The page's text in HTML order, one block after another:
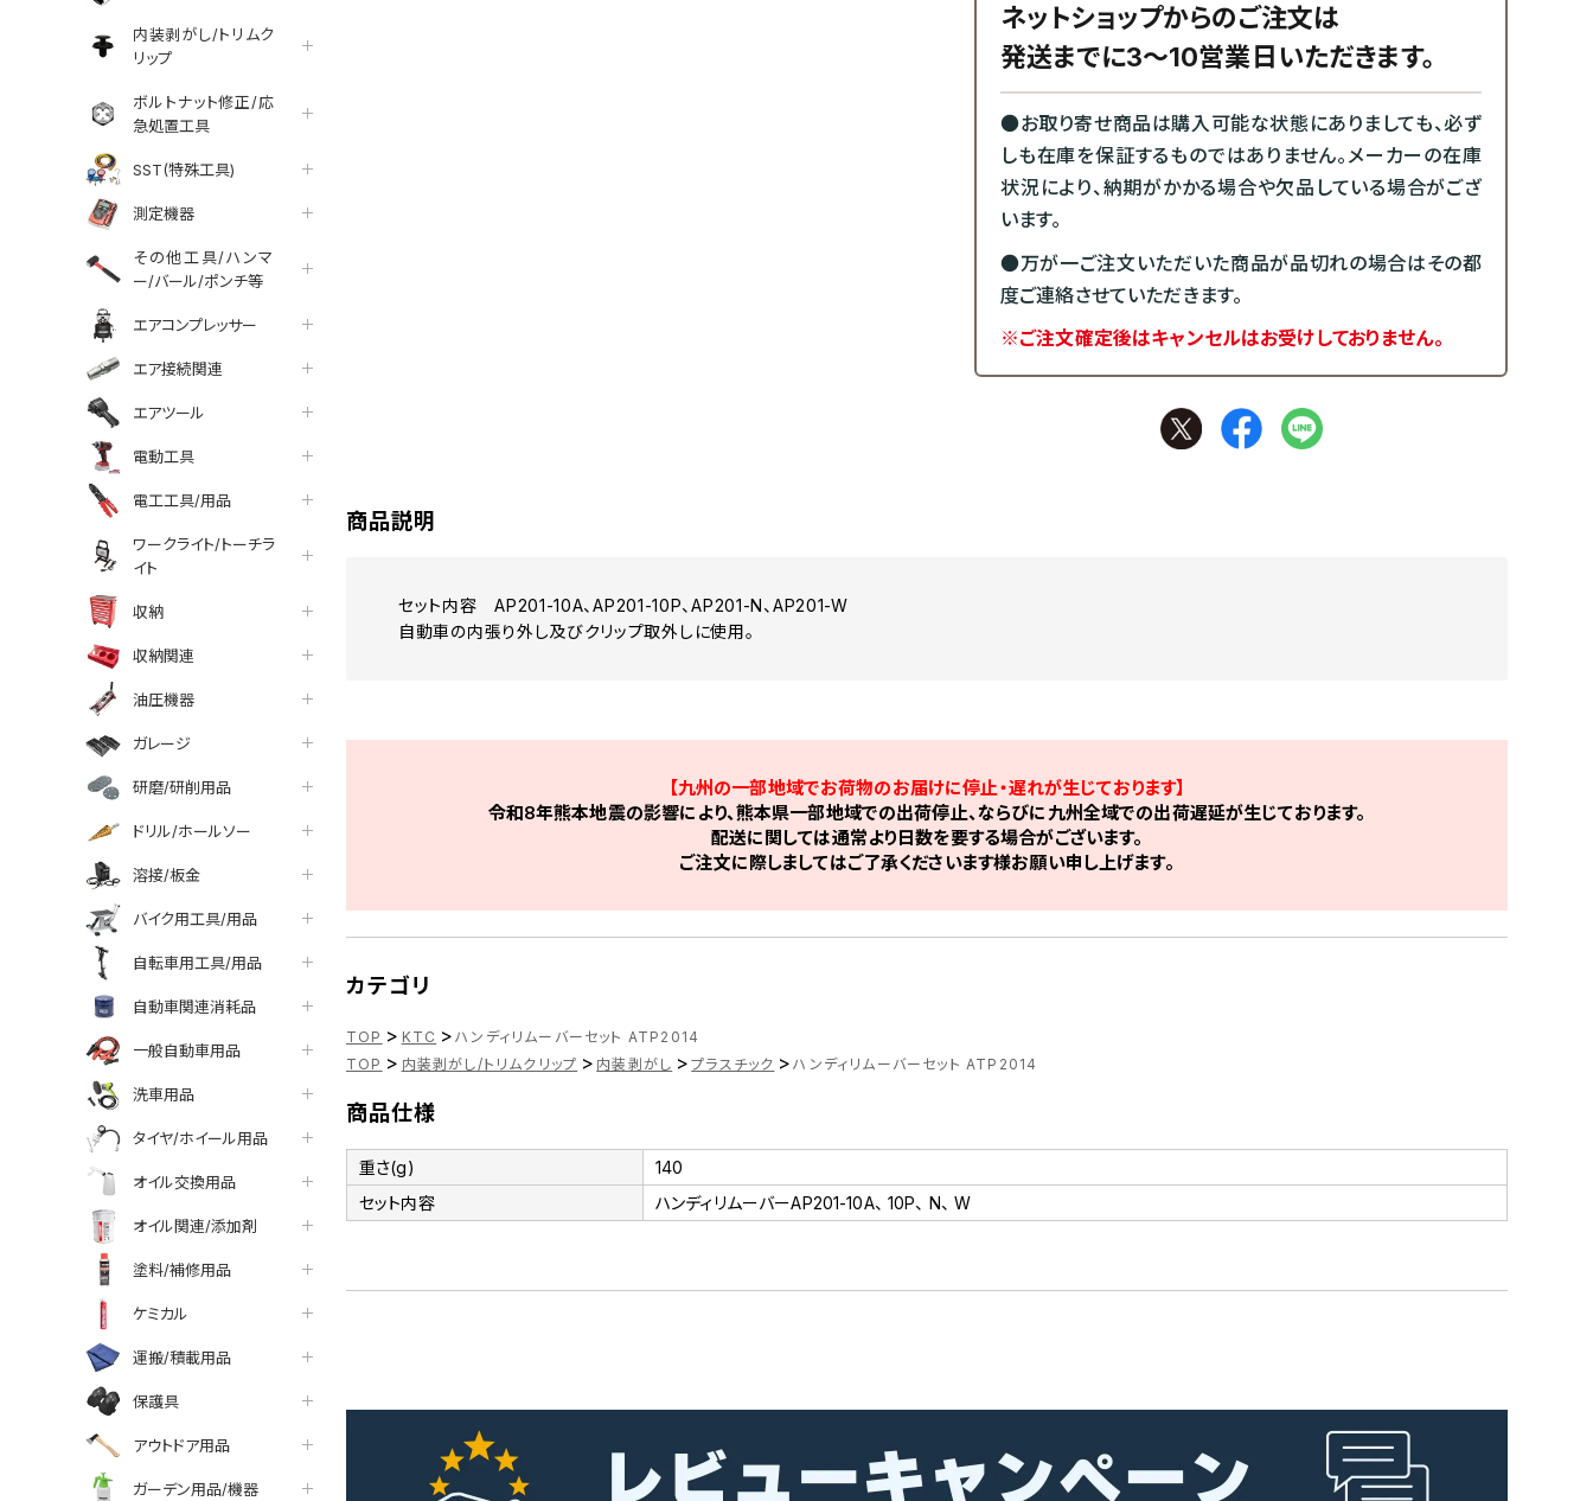
内装剥がし/トリムク
リップ
ボルトナット修正/応
急処置工具
SST(特殊工具)
測定機器
その他工具/ハンマ
ー/バール/ポンチ等
エアコンプレッサー
エア接続関連
エアツール
電動工具
電工工具/用品
ワークライト/トーチラ
イト
収納
収納関連
油圧機器
ガレージ
研磨/研削用品
ドリル/ホールソー
溶接/板金
バイク用工具/用品
自転車用工具/用品
自動車関連消耗品
一般自動車用品
洗車用品
タイヤ/ホイール用品
オイル交換用品
オイル関連/添加剤
塗料/補修用品
ケミカル
運搬/積載用品
保護具
アウトドア用品
ガーデン用品/機器
ネットショップからのご注文は
発送までに3～10営業日いただきます。
●お取り寄せ商品は購入可能な状態にありましても、必ず
しも在庫を保証するものではありません。メーカーの在庫
状況により、納期がかかる場合や欠品している場合がござ
います。
●万が一ご注文いただいた商品が品切れの場合はその都
度ご連絡させていただきます。
※ご注文確定後はキャンセルはお受けしておりません。
facebook
line
商品説明
セット内容 AP201-10A、AP201-10P、AP201-N、AP201-W
自動車の内張り外し及びクリップ取外しに使用。
【九州の一部地域でお荷物のお届けに停止・遅れが生じております】
令和8年熊本地震の影響により、熊本県一部地域での出荷停止、ならびに九州全域での出荷遅延が生じております。
配送に関しては通常より日数を要する場合がございます。
ご注文に際しましてはご了承くださいます様お願い申し上げます。
カテゴリ
TOP > KTC > ハンディリムーバーセット ATP2014
TOP > 内装剥がし/トリムクリップ > 内装剥がし > プラスチック > ハンディリムーバーセット ATP2014
商品仕様
重さ(g)
140
セット内容
ハンディリムーバーAP201-10A、 10P、 N、 W